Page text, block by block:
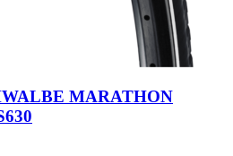
MARATHON